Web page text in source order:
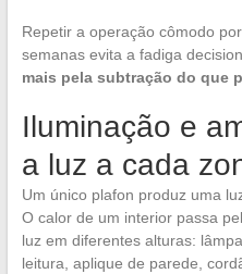
Repetir a operação cômodo
semanas evita a fadiga
mais pela subtração do que
Iluminação e
a luz a cada
Um único plafon produz uma
O calor de um interior passa
luz em diferentes alturas:
leitura, aplique de parede,